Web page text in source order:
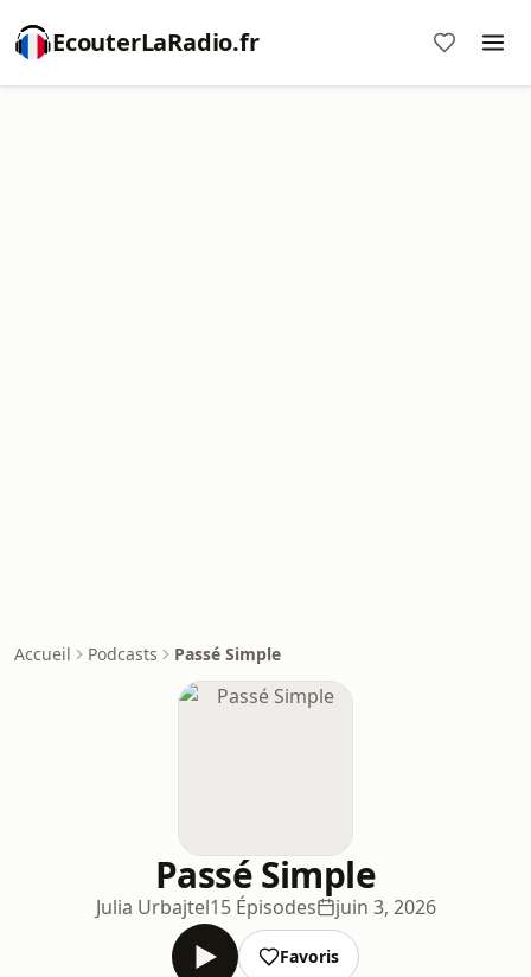
EcouterLaRadio.fr
Accueil Podcasts Passé Simple
Passé Simple
Julia Urbajtel15 Épisodes juin 3, 2026
Favoris